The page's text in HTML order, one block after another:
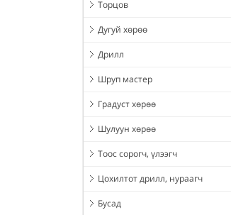
Торцов
Дугуй хөрөө
Дрилл
Шруп мастер
Градуст хөрөө
Шулуун хөрөө
Тоос сорогч, үлээгч
Цохилтот дрилл, нураагч
Бусад